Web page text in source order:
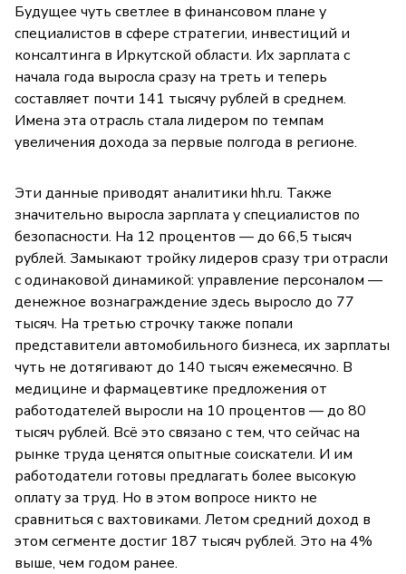
Будущее чуть светлее в финансовом плане у
специалистов в сфере стратегии, инвестиций и
консалтинга в Иркутской области. Их зарплата с
начала года выросла сразу на треть и теперь
составляет почти 141 тысячу рублей в среднем.
Имена эта отрасль стала лидером по темпам
увеличения дохода за первые полгода в регионе.
Эти данные приводят аналитики hh.ru. Также
значительно выросла зарплата у специалистов по
безопасности. На 12 процентов — до 66,5 тысяч
рублей. Замыкают тройку лидеров сразу три отрасли
с одинаковой динамикой: управление персоналом —
денежное вознаграждение здесь выросло до 77
тысяч. На третью строчку также попали
представители автомобильного бизнеса, их зарплаты
чуть не дотягивают до 140 тысяч ежемесячно. В
медицине и фармацевтике предложения от
работодателей выросли на 10 процентов — до 80
тысяч рублей. Всё это связано с тем, что сейчас на
рынке труда ценятся опытные соискатели. И им
работодатели готовы предлагать более высокую
оплату за труд. Но в этом вопросе никто не
сравниться с вахтовиками. Летом средний доход в
этом сегменте достиг 187 тысяч рублей. Это на 4%
выше, чем годом ранее.